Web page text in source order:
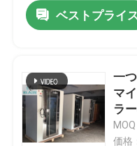
製品
私達について
ベストプライ
一
マ
ラ
ャ
価格